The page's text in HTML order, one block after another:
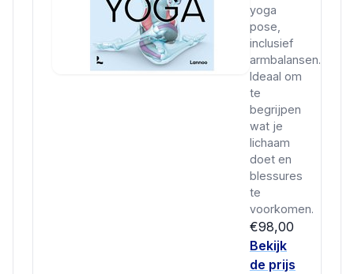
yoga
pose,
inclusief
armbalansen.
Ideaal om
te
begrijpen
wat je
lichaam
doet en
blessures
te
voorkomen.
€98,00
Bekijk
de prijs